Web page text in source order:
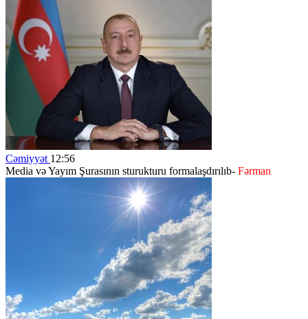
Cəmiyyət 12:56
Media və Yayım Şurasının sturukturu formalaşdırılıb- Fərman